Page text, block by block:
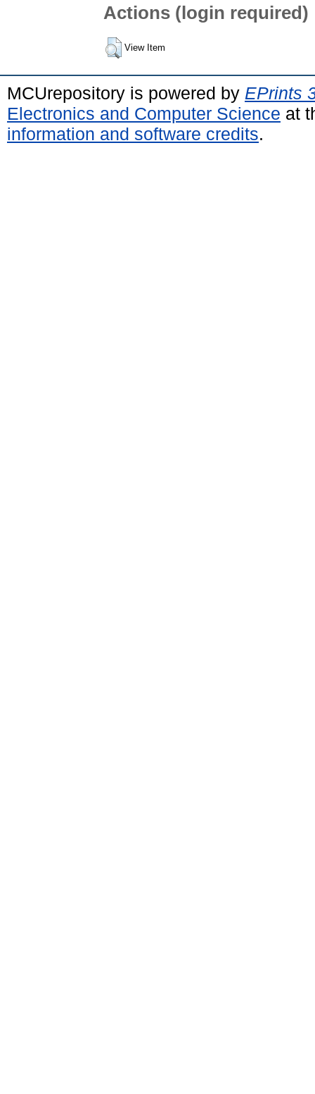
Actions (login required)
View Item
MCUrepository is powered by EPrints
Electronics and Computer Science at
information and software credits.